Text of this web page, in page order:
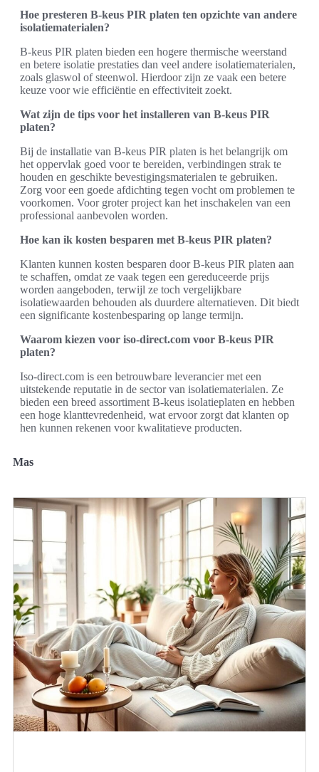
Hoe presteren B-keus PIR platen ten opzichte van andere
isolatiematerialen?
B-keus PIR platen bieden een hogere thermische weerstand
en betere isolatie prestaties dan veel andere isolatiematerialen,
zoals glaswol of steenwol. Hierdoor zijn ze vaak een betere
keuze voor wie efficiëntie en effectiviteit zoekt.
Wat zijn de tips voor het installeren van B-keus PIR
platen?
Bij de installatie van B-keus PIR platen is het belangrijk om
het oppervlak goed voor te bereiden, verbindingen strak te
houden en geschikte bevestigingsmaterialen te gebruiken.
Zorg voor een goede afdichting tegen vocht om problemen te
voorkomen. Voor groter project kan het inschakelen van een
professional aanbevolen worden.
Hoe kan ik kosten besparen met B-keus PIR platen?
Klanten kunnen kosten besparen door B-keus PIR platen aan
te schaffen, omdat ze vaak tegen een gereduceerde prijs
worden aangeboden, terwijl ze toch vergelijkbare
isolatiewaarden behouden als duurdere alternatieven. Dit biedt
een significante kostenbesparing op lange termijn.
Waarom kiezen voor iso-direct.com voor B-keus PIR
platen?
Iso-direct.com is een betrouwbare leverancier met een
uitstekende reputatie in de sector van isolatiematerialen. Ze
bieden een breed assortiment B-keus isolatieplaten en hebben
een hoge klanttevredenheid, wat ervoor zorgt dat klanten op
hen kunnen rekenen voor kwalitatieve producten.
Mas